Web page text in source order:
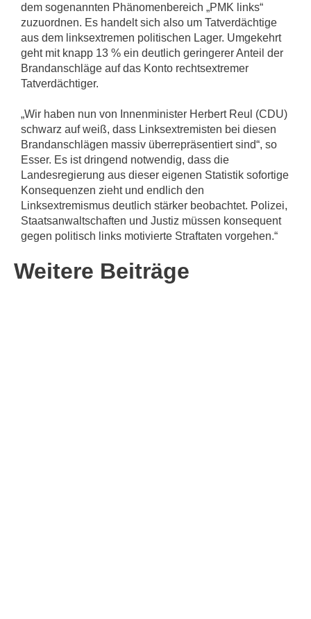
dem sogenannten Phänomenbereich „PMK links“
zuzuordnen. Es handelt sich also um Tatverdächtige
aus dem linksextremen politischen Lager. Umgekehrt
geht mit knapp 13 % ein deutlich geringerer Anteil der
Brandanschläge auf das Konto rechtsextremer
Tatverdächtiger.
„Wir haben nun von Innenminister Herbert Reul (CDU)
schwarz auf weiß, dass Linksextremisten bei diesen
Brandanschlägen massiv überrepräsentiert sind“, so
Esser. Es ist dringend notwendig, dass die
Landesregierung aus dieser eigenen Statistik sofortige
Konsequenzen zieht und endlich den
Linksextremismus deutlich stärker beobachtet. Polizei,
Staatsanwaltschaften und Justiz müssen konsequent
gegen politisch links motivierte Straftaten vorgehen.“
Weitere Beiträge